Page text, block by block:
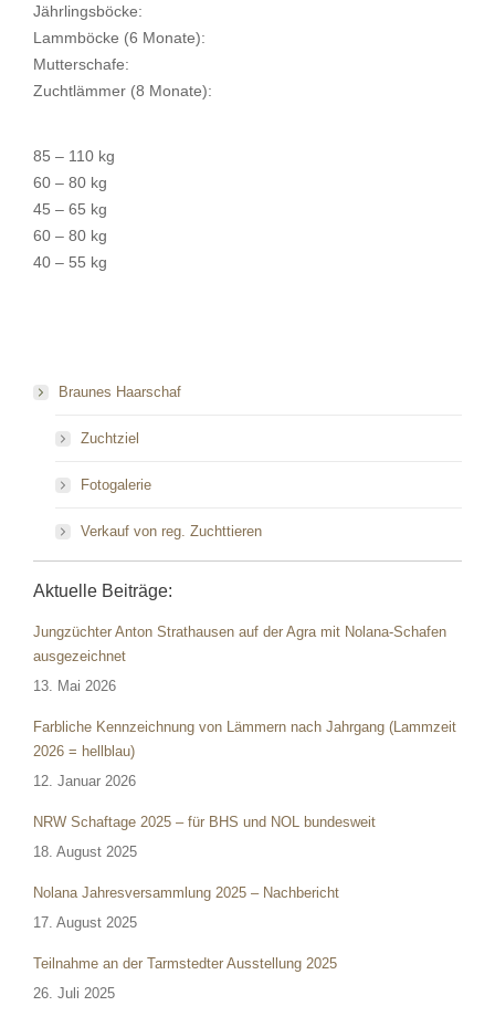
Jährlingsböcke:
Lammböcke (6 Monate):
Mutterschafe:
Zuchtlämmer (8 Monate):
85 – 110 kg
60 – 80 kg
45 – 65 kg
60 – 80 kg
40 – 55 kg
Braunes Haarschaf
Zuchtziel
Fotogalerie
Verkauf von reg. Zuchttieren
Aktuelle Beiträge:
Jungzüchter Anton Strathausen auf der Agra mit Nolana-Schafen
ausgezeichnet
13. Mai 2026
Farbliche Kennzeichnung von Lämmern nach Jahrgang (Lammzeit
2026 = hellblau)
12. Januar 2026
NRW Schaftage 2025 – für BHS und NOL bundesweit
18. August 2025
Nolana Jahresversammlung 2025 – Nachbericht
17. August 2025
Teilnahme an der Tarmstedter Ausstellung 2025
26. Juli 2025